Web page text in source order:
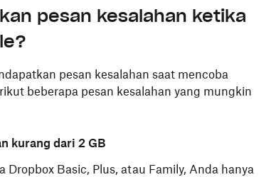
pesan kesalahan ketika
pesan kesalahan saat mencoba
beberapa pesan kesalahan yang mungkin
kurang dari 2 GB
Basic, Plus, atau Family, Anda hanya